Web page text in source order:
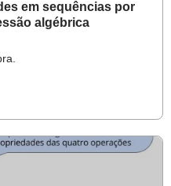
em sequências por
algébrica